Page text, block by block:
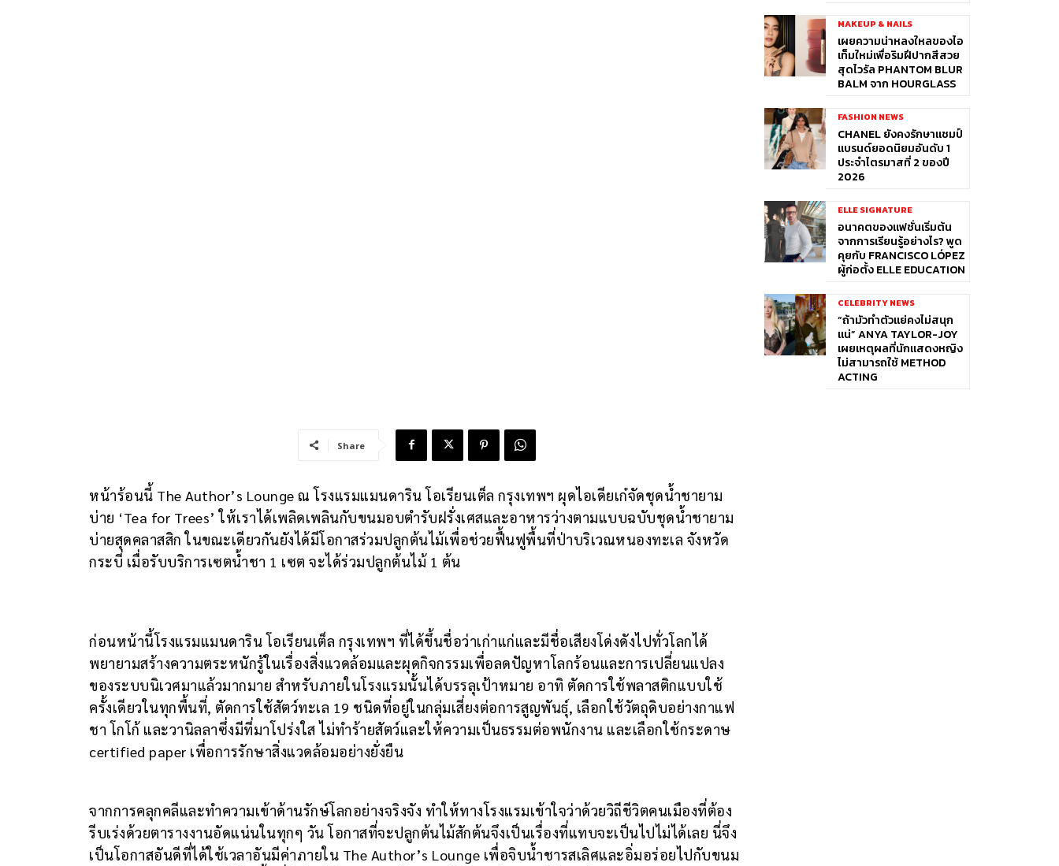
Share
หน้าร้อนนี้ The Author’s Lounge ณ โรงแรมแมนดาริน โอเรียนเต็ล กรุงเทพฯ ผุดไอเดียเก๋จัดชุดน้ำชายาม
บ่าย ‘Tea for Trees’ ให้เราได้เพลิดเพลินกับขนมอบตำรับฝรั่งเศสและอาหารว่างตามแบบฉบับชุดน้ำชายาม
บ่ายสุดคลาสสิก ในขณะเดียวกันยังได้มีโอกาสร่วมปลูกต้นไม้เพื่อช่วยฟื้นฟูพื้นที่ป่าบริเวณหนองทะเล จังหวัด
กระบี่ เมื่อรับบริการเซตน้ำชา 1 เซต จะได้ร่วมปลูกต้นไม้ 1 ต้น
ก่อนหน้านี้โรงแรมแมนดาริน โอเรียนเต็ล กรุงเทพฯ ที่ได้ขึ้นชื่อว่าเก่าแก่และมีชื่อเสียงโด่งดังไปทั่วโลกได้
พยายามสร้างความตระหนักรู้ในเรื่องสิ่งแวดล้อมและผุดกิจกรรมเพื่อลดปัญหาโลกร้อนและการเปลี่ยนแปลง
ของระบบนิเวศมาแล้วมากมาย สำหรับภายในโรงแรมนั้นได้บรรลุเป้าหมาย อาทิ ตัดการใช้พลาสติกแบบใช้
ครั้งเดียวในทุกพื้นที่, ตัดการใช้สัตว์ทะเล 19 ชนิดที่อยู่ในกลุ่มเสี่ยงต่อการสูญพันธุ์, เลือกใช้วัตถุดิบอย่างกาแฟ
ชา โกโก้ และวานิลลาซึ่งมีที่มาโปร่งใส ไม่ทำร้ายสัตว์และให้ความเป็นธรรมต่อพนักงาน และเลือกใช้กระดาษ
certified paper เพื่อการรักษาสิ่งแวดล้อมอย่างยั่งยืน
จากการคลุกคลีและทำความเข้าด้านรักษ์โลกอย่างจริงจัง ทำให้ทางโรงแรมเข้าใจว่าด้วยวิถีชีวิตคนเมืองที่ต้อง
รีบเร่งด้วยตารางงานอัดแน่นในทุกๆ วัน โอกาสที่จะปลูกต้นไม้สักต้นจึงเป็นเรื่องที่แทบจะเป็นไปไม่ได้เลย นี่จึง
เป็นโอกาสอันดีที่ได้ใช้เวลาอันมีค่าภายใน The Author’s Lounge เพื่อจิบน้ำชารสเลิศและอิ่มอร่อยไปกับขนม
MAKEUP & NAILS
เผยความน่าหลงใหลของไอ
เท็มใหม่เพื่อริมฝีปากสีสวย
สุดไวรัล PHANTOM BLUR
BALM จาก HOURGLASS
FASHION NEWS
CHANEL ยังคงรักษาแชมป์
แบรนด์ยอดนิยมอันดับ 1
ประจำไตรมาสที่ 2 ของปี
2026
ELLE SIGNATURE
อนาคตของแฟชั่นเริ่มต้น
จากการเรียนรู้อย่างไร? พูด
คุยกับ FRANCISCO LÓPEZ
ผู้ก่อตั้ง ELLE EDUCATION
CELEBRITY NEWS
“ถ้ามัวทำตัวแย่คงไม่สนุก
แน่” ANYA TAYLOR-JOY
เผยเหตุผลที่นักแสดงหญิง
ไม่สามารถใช้ METHOD
ACTING